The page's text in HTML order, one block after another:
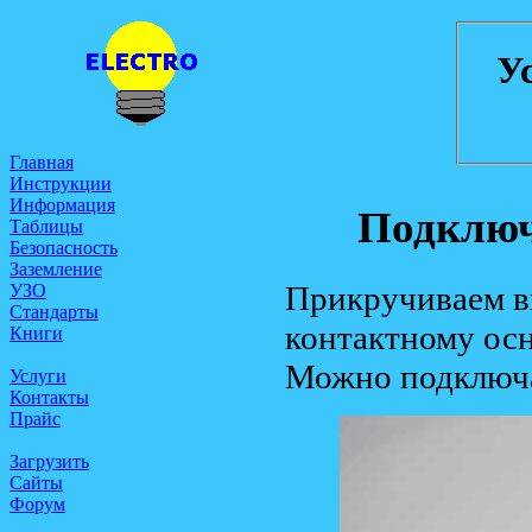
Главная
Инструкции
Информация
Таблицы
Безопасность
Заземление
УЗО
Стандарты
Книги
Услуги
Контакты
Прайс
Загрузить
Сайты
Форум
Прикручиваем
контактному
Можно